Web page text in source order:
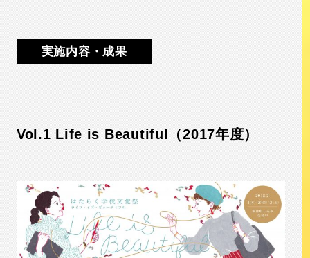
実施内容・成果
Vol.1 Life is Beautiful（2017年度）